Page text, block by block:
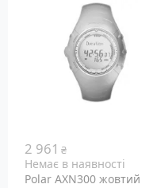
Підсвічування дисплея:
світлодіодне
Габарити: н.д.
Вага: н.д.
2 961 ₴
Немає в наявності
Polar AXN300 жовтий